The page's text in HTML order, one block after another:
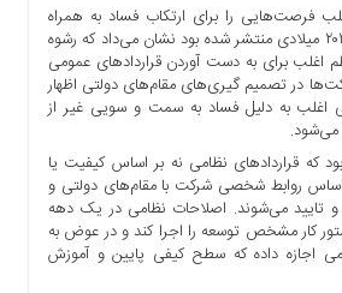
فرصت‌هایی را برای ارتکاب فساد به همراه
دارد. گزارشی که در سال ۲۰۲۱ میلادی منتشر شده بود نشان می‌داد که رشوه
اغلب برای به دست آوردن قرارداد‌های عمومی
در تصمیم گیری‌های مقام‌های دولتی اظهار
اغلب به دلیل فساد به سمت و سویی غیر از
که قرارداد‌های نظامی نه بر اساس کیفیت یا
اساس روابط شخصی شرکت با مقام‌های دولتی و
و تایید می‌شوند. اصلاحات نظامی در یک دهه
کار مشخص توسعه را اجرا کند و در عوض به
اجازه داده که سطح کیفی پایین و آموزش